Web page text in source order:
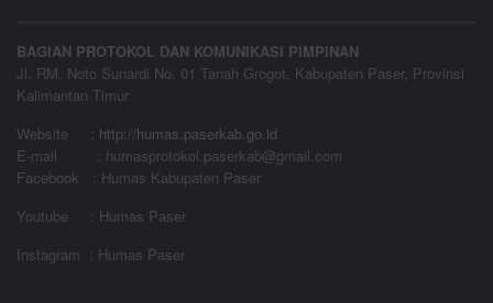
BAGIAN PROTOKOL DAN KOMUNIKASI PIMPINAN
Jl. RM. Noto Sunardi No. 01 Tanah Grogot, Kabupaten Paser, Provinsi
Kalimantan Timur
Website
: http://humas.paserkab.go.id
E-mail : humasprotokol.paserkab@gmail.com
Facebook : Humas Kabupaten Paser
Youtube : Humas Paser
Instagram : Humas Paser